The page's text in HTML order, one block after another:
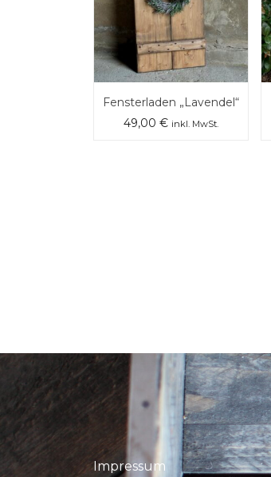
Fensterladen „Lavendel“
49,00 € inkl. MwSt.
Impressum